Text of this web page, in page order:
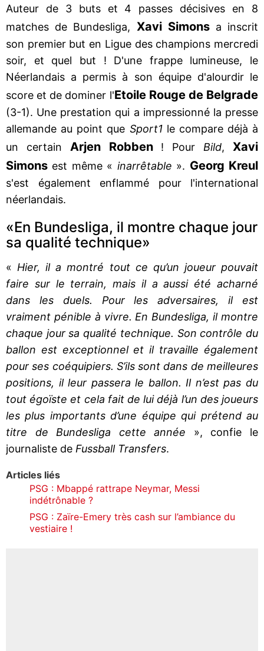
Auteur de 3 buts et 4 passes décisives en 8
matches de Bundesliga, Xavi Simonsa inscrit
son premier but en Ligue des champions mercredi
soir, et quel but ! D'une frappe lumineuse, le
Néerlandais a permis à son équipe d'alourdir le
score et de dominer l'Etoile Rouge de Belgrade
(3-1). Une prestation qui a impressionné la presse
allemande au point que Sport1le compare déjà à
un certain Arjen Robben! Pour Bild,Xavi
Simons est même « inarrêtable ». Georg Kreul
s'est également enflammé pour l'international
néerlandais.
«En Bundesliga, il montre chaque jour
sa qualité technique»
« Hier, il a montré tout ce qu’un joueur pouvait
faire sur le terrain, mais il a aussi été acharné
dans les duels. Pour les adversaires, il est
vraiment pénible à vivre. En Bundesliga, il montre
chaque jour sa qualité technique. Son contrôle du
ballon est exceptionnel et il travaille également
pour ses coéquipiers. S’ils sont dans de meilleures
positions, il leur passera le ballon. Il n’est pas du
tout égoïste et cela fait de lui déjà l’un des joueurs
les plus importants d’une équipe qui prétend au
titre de Bundesliga cette année », confie le
journaliste de Fussball Transfers.
Articles liés
PSG : Mbappé rattrape Neymar, Messi
indétrônable ?
PSG : Zaïre-Emery très cash sur l’ambiance du
vestiaire !